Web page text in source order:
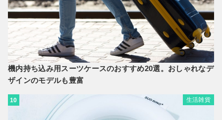
機内持ち込み用スーツケースのおすすめ20選。おしゃれなデ
ザインのモデルも豊富
10 生活雑貨